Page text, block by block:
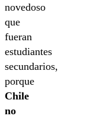
novedoso
que
fueran
estudiantes
secundarios,
porque
Chile
no